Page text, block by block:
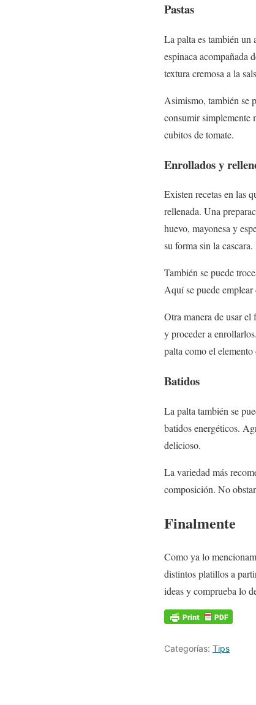
Pastas
La palta es también un
espinaca acompañada
textura cremosa a la
Asimismo, también se
consumir simplemente
cubitos de tomate.
Enrollados y
Existen recetas en las
rellenada. Una
huevo, mayonesa y
su forma sin la
También se puede
Aquí se puede
Otra manera de usar
y proceder a
palta como el elemento
Batidos
La palta también se
batidos energéticos.
delicioso.
La variedad más
composición. No
Finalmente
Como ya lo
distintos platillos a
ideas y comprueba lo
Categorías: Tips